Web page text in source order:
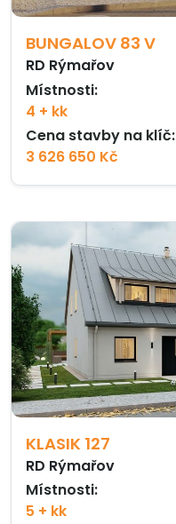
BUNGALOV 83 V
RD Rýmařov
Místnosti:
4 + kk
Cena stavby na klíč:
3 626 650 Kč
KLASIK 127
RD Rýmařov
Místnosti:
5 + kk